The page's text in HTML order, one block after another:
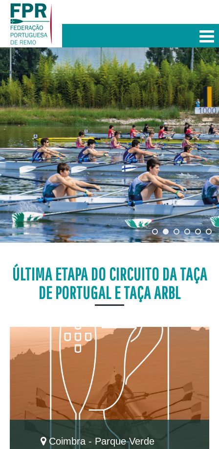
ÚLTIMA ETAPA DO CIRCUITO DA TAÇA
DE PORTUGAL E TAÇA ARBL
Coimbra - Parque Verde